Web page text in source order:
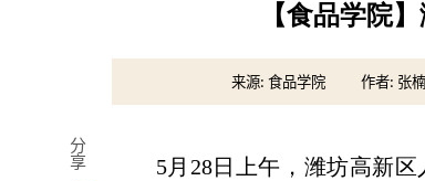
【食品学院
来源: 食品学院 作者: 张
5月28日上午，潍坊高新
分
享